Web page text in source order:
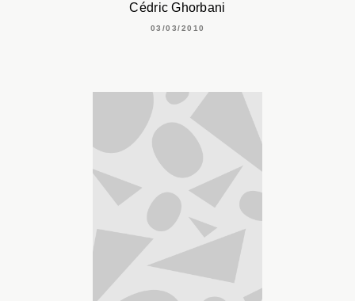
Cédric Ghorbani
03/03/2010